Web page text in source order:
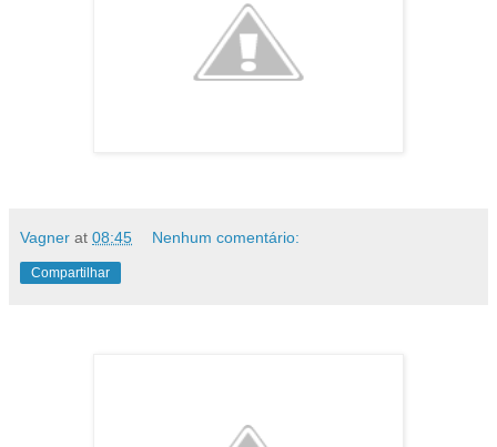
Vagner at 08:45 Nenhum comentário:
Compartilhar